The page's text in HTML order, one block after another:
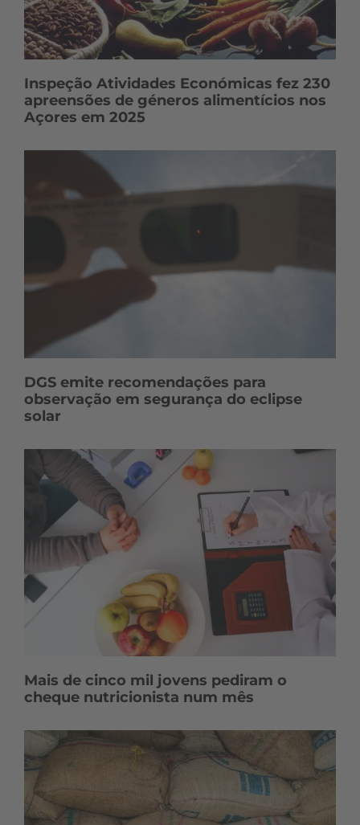
Inspeção Atividades Económicas fez 230
apreensões de géneros alimentícios nos
Açores em 2025
DGS emite recomendações para
observação em segurança do eclipse
solar
Mais de cinco mil jovens pediram o
cheque nutricionista num mês